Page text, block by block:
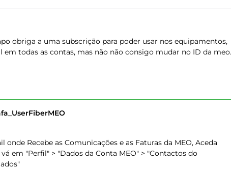
obriga a uma subscrição para poder usar nos equipamentos,
todas as contas, mas não não consigo mudar no ID da meo.
onde Recebe as Comunicações e as Faturas da MEO, Aceda
em "Perfil" > "Dados da Conta MEO" > "Contactos do